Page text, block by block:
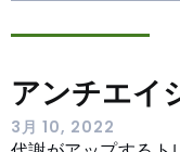
アンチエイ
3月 10, 2022